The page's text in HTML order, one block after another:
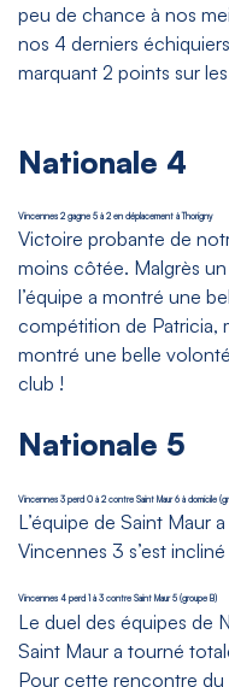
peu de chance à nos
nos 4 derniers
marquant 2 points sur
Nationale 4
Vincennes 2 gagne 5 à 2 en déplacement à Thorigny
Victoire probante de
moins côtée. Malgrès
l’équipe a montré une
compétition de Patricia,
montré une belle
club !
Nationale 5
Vincennes 3 perd 0 à 2 contre Saint Maur 6 à domicile
L’équipe de Saint Maur
Vincennes 3 s’est
Vincennes 4 perd 1 à 3 contre Saint Maur 5 (groupe B)
Le duel des équipes de
Saint Maur a tourné
Pour cette rencontre du